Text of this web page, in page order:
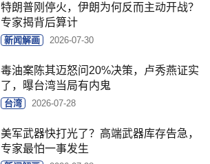
特朗普刚停火，伊朗为何反而主动开战？
专家揭背后算计
新闻解画 2026-07-30
毒油案陈其迈怒问20%决策，卢秀燕证实
了，曝台湾当局有内鬼
台湾 2026-07-28
美军武器快打光了？高端武器库存告急，
专家最怕一事发生